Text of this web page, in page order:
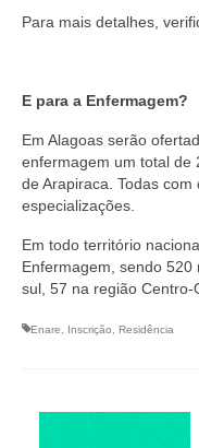
Legislações
Resoluções
Desagravo
Processos
Para mais detalhes,
E para a Enfermagem?
Em Alagoas serão
enfermagem um total de
de Arapiraca. Todas
especializações.
Em todo território
Enfermagem, sendo
sul, 57 na região Centro-
Enare Inscrição Residência